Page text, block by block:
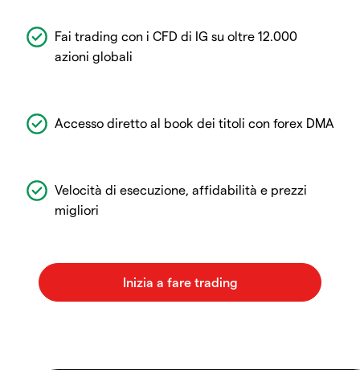
Fai trading con i CFD di IG su oltre 12.000
azioni globali
Accesso diretto al book dei titoli con forex DMA
Velocità di esecuzione, affidabilità e prezzi
migliori